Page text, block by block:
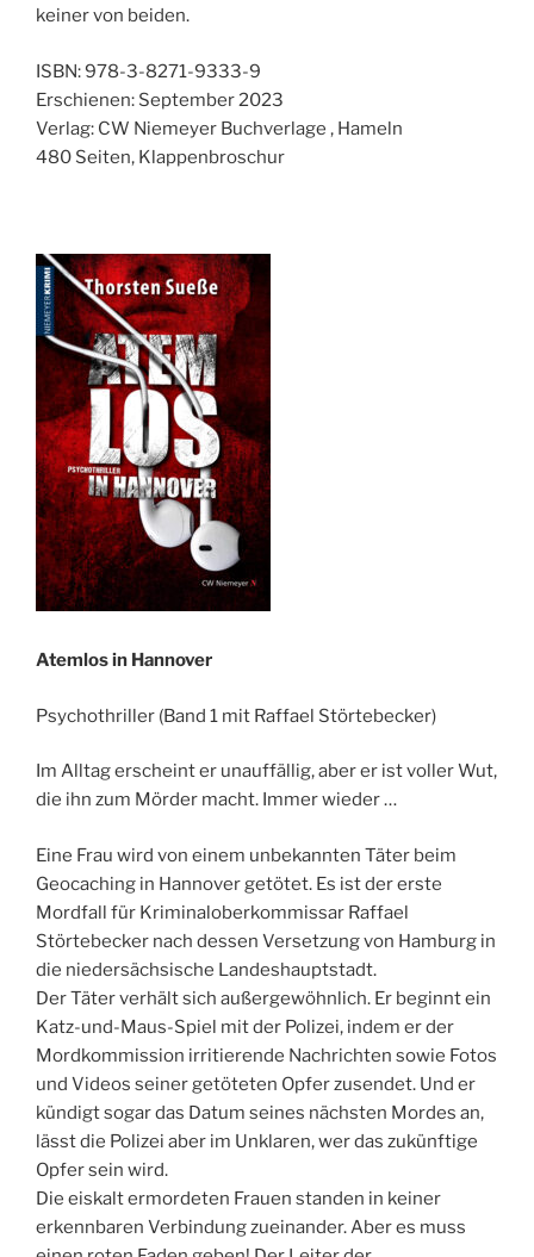
keiner von beiden.
ISBN: 978-3-8271-9333-9
Erschienen: September 2023
Verlag: CW Niemeyer Buchverlage , Hameln
480 Seiten, Klappenbroschur
Atemlos in Hannover
Psychothriller (Band 1 mit Raffael Störtebecker)
Im Alltag erscheint er unauffällig, aber er ist voller Wut,
die ihn zum Mörder macht. Immer wieder …
Eine Frau wird von einem unbekannten Täter beim
Geocaching in Hannover getötet. Es ist der erste
Mordfall für Kriminaloberkommissar Raffael
Störtebecker nach dessen Versetzung von Hamburg in
die niedersächsische Landeshauptstadt.
Der Täter verhält sich außergewöhnlich. Er beginnt ein
Katz-und-Maus-Spiel mit der Polizei, indem er der
Mordkommission irritierende Nachrichten sowie Fotos
und Videos seiner getöteten Opfer zusendet. Und er
kündigt sogar das Datum seines nächsten Mordes an,
lässt die Polizei aber im Unklaren, wer das zukünftige
Opfer sein wird.
Die eiskalt ermordeten Frauen standen in keiner
erkennbaren Verbindung zueinander. Aber es muss